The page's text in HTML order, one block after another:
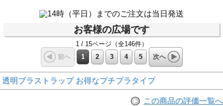
お客様の広場です
1 / 15ページ（全146件）
前へ
1 2 3 4 5 次へ
透明ブラストラップ お得なプチプラタイプ
この商品の評価一覧へ